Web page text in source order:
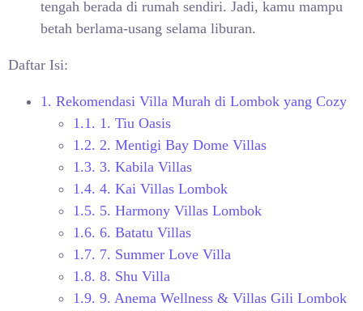
tengah berada di rumah sendiri. Jadi, kamu mampu
betah berlama-usang selama liburan.
Daftar Isi:
1. Rekomendasi Villa Murah di Lombok yang Cozy
1.1. 1. Tiu Oasis
1.2. 2. Mentigi Bay Dome Villas
1.3. 3. Kabila Villas
1.4. 4. Kai Villas Lombok
1.5. 5. Harmony Villas Lombok
1.6. 6. Batatu Villas
1.7. 7. Summer Love Villa
1.8. 8. Shu Villa
1.9. 9. Anema Wellness & Villas Gili Lombok